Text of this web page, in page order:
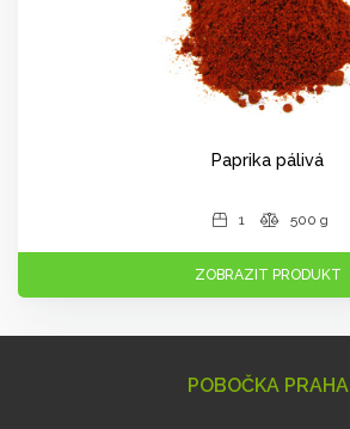
Paprika pálivá
1 500 g
ZOBRAZIT PRODUKT
POBOČKA PRAHA